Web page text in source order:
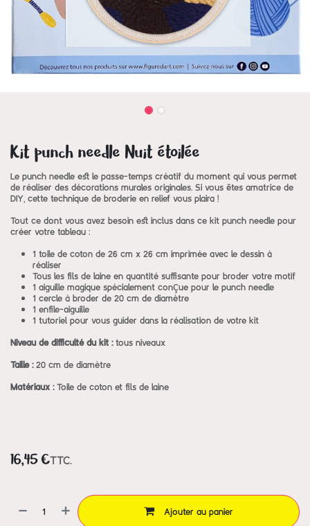
Kit punch needle Nuit étoilée
Le punch needle est le passe-temps créatif du moment qui vous permet
de réaliser des décorations murales originales. Si vous êtes amatrice de
DIY, cette technique de broderie en relief vous plaira !
Tout ce dont vous avez besoin est inclus dans ce kit punch needle pour
créer votre tableau :
1 toile de coton de 26 cm x 26 cm imprimée avec le dessin à
réaliser
Tous les fils de laine en quantité suffisante pour broder votre motif
1 aiguille magique spécialement conçue pour le punch needle
1 cercle à broder de 20 cm de diamètre
1 enfile-aiguille
1 tutoriel pour vous guider dans la réalisation de votre kit
Niveau de difficulté du kit :tous niveaux
Taille :20 cm de diamètre
Matériaux :Toile de coton et fils de laine
16,45€TTC.
Ajouter au panier